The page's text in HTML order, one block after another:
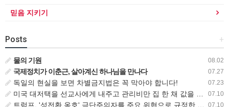
믿음 지키기
+
Posts
08.02
물의 기원
07.27
국제정치가 이춘근, 살아계신 하나님을 만나다
07.23
독일의 현실을 보면 차별금지법은 꼭 막아야 합니다!
07.10
미국 대저택을 선교사에게 내주고 관리비만 집 한 채 값을 내는 비즈니스맨
07.10
트럼프, '성전환 옹호' 극단주의자를 주요 위협으로 규정한 새로운 대테러 전략 서명